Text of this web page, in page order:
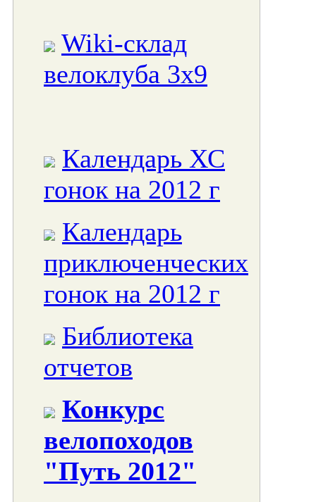
Wiki-склад
велоклуба 3x9
Календарь ХС
гонок на 2012 г
Календарь
приключенческих
гонок на 2012 г
Библиотека
отчетов
Конкурс
велопоходов
"Путь 2012"